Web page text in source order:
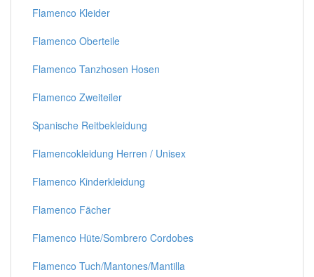
Flamenco Kleider
Flamenco Oberteile
Flamenco Tanzhosen Hosen
Flamenco Zweiteiler
Spanische Reitbekleidung
Flamencokleidung Herren / Unisex
Flamenco Kinderkleidung
Flamenco Fächer
Flamenco Hüte/Sombrero Cordobes
Flamenco Tuch/Mantones/Mantilla